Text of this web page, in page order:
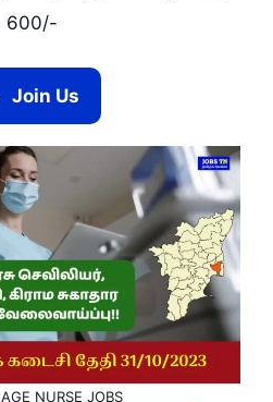
600/-
Join Us
NURSE JOBS